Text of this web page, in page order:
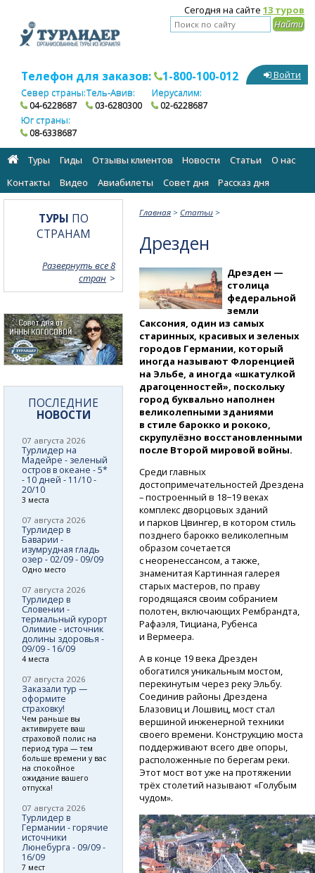
Сегодня на сайте 13 туров
Телефон для заказов: 1-800-100-012
Север страны:
04-6228687
Тель-Авив:
03-6280300
Иерусалим:
02-6228687
Юг страны:
08-6338687
Войти
Туры Гиды Отзывы клиентов Новости Статьи
О нас
Контакты
Видео Авиабилеты Cовет дня Рассказ дня
Главная > Статьи >
Дрезден
Дрезден —
столица
федеральной
земли
Саксония, один из самых
старинных, красивых и зеленых
городов Германии, который
иногда называют Флоренцией
на Эльбе, а иногда «шкатулкой
драгоценностей», поскольку
город буквально наполнен
великолепными зданиями
в стиле барокко и рококо,
скрупулёзно восстановленными
после Второй мировой войны.
Среди главных
достопримечательностей Дрездена
– построенный в 18−19 веках
комплекс дворцовых зданий
и парков Цвингер, в котором стиль
позднего барокко великолепным
образом сочетается
с неоренессансом, а также,
знаменитая Картинная галерея
старых мастеров, по праву
городящаяся своим собранием
полотен, включающих Рембрандта,
Рафаэля, Тициана, Рубенса
и Вермеера.
А в конце 19 века Дрезден
обогатился уникальным мостом,
перекинутым через реку Эльбу.
Соединив районы Дрездена
Блазовиц и Лошвиц, мост стал
вершиной инженерной техники
своего времени. Конструкцию моста
поддерживают всего две опоры,
расположенные по берегам реки.
Этот мост вот уже на протяжении
трёх столетий называют «Голубым
чудом».
ТУРЫ ПО
СТРАНАМ
Развернуть все 8
стран
ПОСЛЕДНИЕ
НОВОСТИ
07 августа 2026
Турлидер на
Мадейре - зеленый
остров в океане - 5*
- 10 дней - 11/10 -
20/10
3 места
07 августа 2026
Турлидер в
Баварии -
изумрудная гладь
озер - 02/09 - 09/09
Одно место
07 августа 2026
Турлидер в
Словении -
термальный курорт
Олимие - источник
долины здоровья -
09/09 - 16/09
4 места
07 августа 2026
Заказали тур —
оформите
страховку!
Чем раньше вы
активируете ваш
страховой полис на
период тура — тем
больше времени у вас
на спокойное
ожидание вашего
отпуска!
07 августа 2026
Турлидер в
Германии - горячие
источники
Люнебурга - 09/09 -
16/09
7 мест